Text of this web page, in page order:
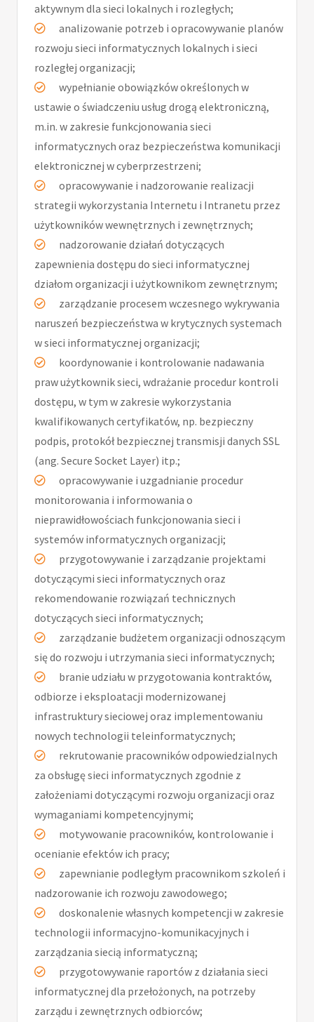
aktywnym dla sieci lokalnych i rozległych;
analizowanie potrzeb i opracowywanie planów
rozwoju sieci informatycznych lokalnych i sieci
rozległej organizacji;
wypełnianie obowiązków określonych w
ustawie o świadczeniu usług drogą elektroniczną,
m.in. w zakresie funkcjonowania sieci
informatycznych oraz bezpieczeństwa komunikacji
elektronicznej w cyberprzestrzeni;
opracowywanie i nadzorowanie realizacji
strategii wykorzystania Internetu i Intranetu przez
użytkowników wewnętrznych i zewnętrznych;
nadzorowanie działań dotyczących
zapewnienia dostępu do sieci informatycznej
działom organizacji i użytkownikom zewnętrznym;
zarządzanie procesem wczesnego wykrywania
naruszeń bezpieczeństwa w krytycznych systemach
w sieci informatycznej organizacji;
koordynowanie i kontrolowanie nadawania
praw użytkownik sieci, wdrażanie procedur kontroli
dostępu, w tym w zakresie wykorzystania
kwalifikowanych certyfikatów, np. bezpieczny
podpis, protokół bezpiecznej transmisji danych SSL
(ang. Secure Socket Layer) itp.;
opracowywanie i uzgadnianie procedur
monitorowania i informowania o
nieprawidłowościach funkcjonowania sieci i
systemów informatycznych organizacji;
przygotowywanie i zarządzanie projektami
dotyczącymi sieci informatycznych oraz
rekomendowanie rozwiązań technicznych
dotyczących sieci informatycznych;
zarządzanie budżetem organizacji odnoszącym
się do rozwoju i utrzymania sieci informatycznych;
branie udziału w przygotowania kontraktów,
odbiorze i eksploatacji modernizowanej
infrastruktury sieciowej oraz implementowaniu
nowych technologii teleinformatycznych;
rekrutowanie pracowników odpowiedzialnych
za obsługę sieci informatycznych zgodnie z
założeniami dotyczącymi rozwoju organizacji oraz
wymaganiami kompetencyjnymi;
motywowanie pracowników, kontrolowanie i
ocenianie efektów ich pracy;
zapewnianie podległym pracownikom szkoleń i
nadzorowanie ich rozwoju zawodowego;
doskonalenie własnych kompetencji w zakresie
technologii informacyjno-komunikacyjnych i
zarządzania siecią informatyczną;
przygotowywanie raportów z działania sieci
informatycznej dla przełożonych, na potrzeby
zarządu i zewnętrznych odbiorców;